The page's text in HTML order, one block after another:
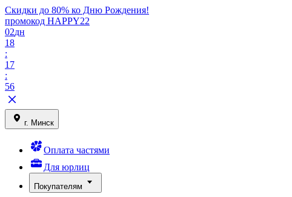
Скидки до 80% ко Дню Рождения!
промокод HAPPY22
02дн
18
:
17
:
56
г. Минск
Оплата частями
Для юрлиц
Покупателям